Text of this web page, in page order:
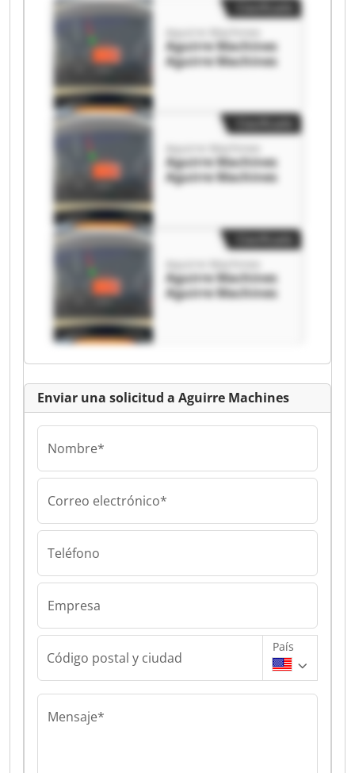
Aguirre Machines
Aguirre Machines
Aguirre Machines
Aguirre Machines
Aguirre Machines
Aguirre Machines
Aguirre Machines
Aguirre Machines
Aguirre Machines
Enviar una solicitud a Aguirre Machines
Nombre*
Correo electrónico*
Teléfono
Empresa
Código postal y ciudad
País
Mensaje*